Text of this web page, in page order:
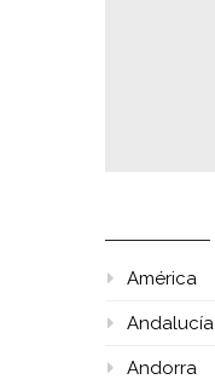
América
Andalucía
Andorra